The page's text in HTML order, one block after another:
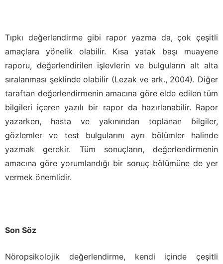
Tıpkı değerlendirme gibi rapor yazma da, çok çeşitli
amaçlara yönelik olabilir. Kısa yatak başı muayene
raporu, değerlendirilen işlevlerin ve bulguların alt alta
sıralanması şeklinde olabilir (Lezak ve ark., 2004). Diğer
taraftan değerlendirmenin amacına göre elde edilen tüm
bilgileri içeren yazılı bir rapor da hazırlanabilir. Rapor
yazarken, hasta ve yakınından toplanan bilgiler,
gözlemler ve test bulgularını ayrı bölümler halinde
yazmak gerekir. Tüm sonuçların, değerlendirmenin
amacına göre yorumlandığı bir sonuç bölümüne de yer
vermek önemlidir.
Son Söz
Nöropsikolojik değerlendirme, kendi içinde çeşitli